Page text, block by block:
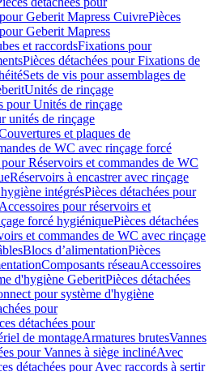
Geberit Mapress CuivrePièces
Geberit Mapress
et raccordsFixations pour
Pièces détachées pour Fixations de
Sets de vis pour assemblages de
Unités de rinçage
pour Unités de rinçage
unités de rinçage
et plaques de
de WC avec rinçage forcé
pour Réservoirs et commandes de WC
Réservoirs à encastrer avec rinçage
intégrésPièces détachées pour
Accessoires pour réservoirs et
forcé hygiéniquePièces détachées
et commandes de WC avec rinçage
Blocs d’alimentationPièces
Composants réseauAccessoires
d'hygiène GeberitPièces détachées
pour système d'hygiène
pour
détachées pour
de montageArmatures brutesVannes
pour Vannes à siège inclinéAvec
détachées pour Avec raccords à sertir